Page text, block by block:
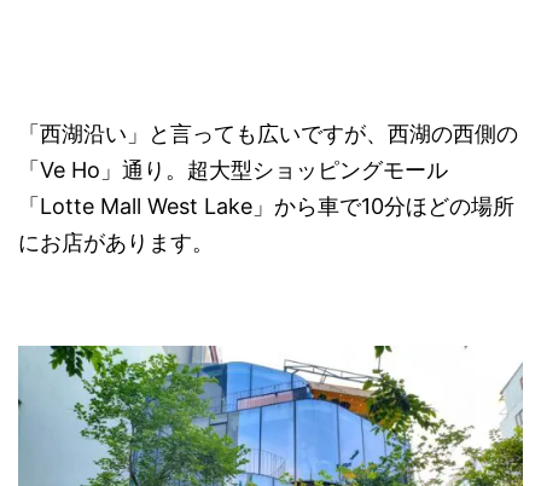
「西湖沿い」と言っても広いですが、西湖の西側の
「Ve Ho」通り。超大型ショッピングモール
「Lotte Mall West Lake」から車で10分ほどの場所
にお店があります。